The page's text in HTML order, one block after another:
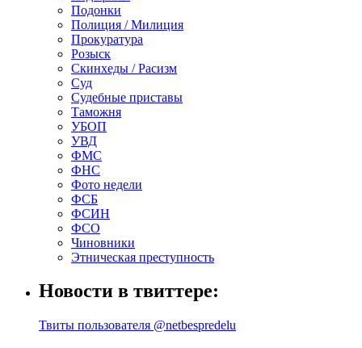
Подонки
Полиция / Милиция
Прокуратура
Розыск
Скинхеды / Расизм
Суд
Судебные приставы
Таможня
УБОП
УВД
ФМС
ФНС
Фото недели
ФСБ
ФСИН
ФСО
Чиновники
Этническая преступность
Новости в твиттере:
Твиты пользователя @netbespredelu